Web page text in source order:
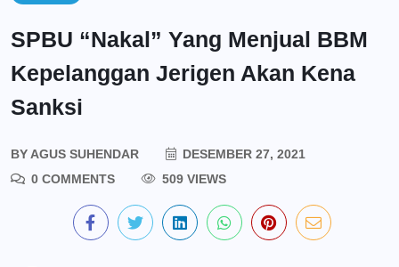
SPBU “Nakal” Yang Menjual BBM
Kepelanggan Jerigen Akan Kena
Sanksi
BYAGUS SUHENDAR
DESEMBER 27, 2021
0 COMMENTS
509 VIEWS